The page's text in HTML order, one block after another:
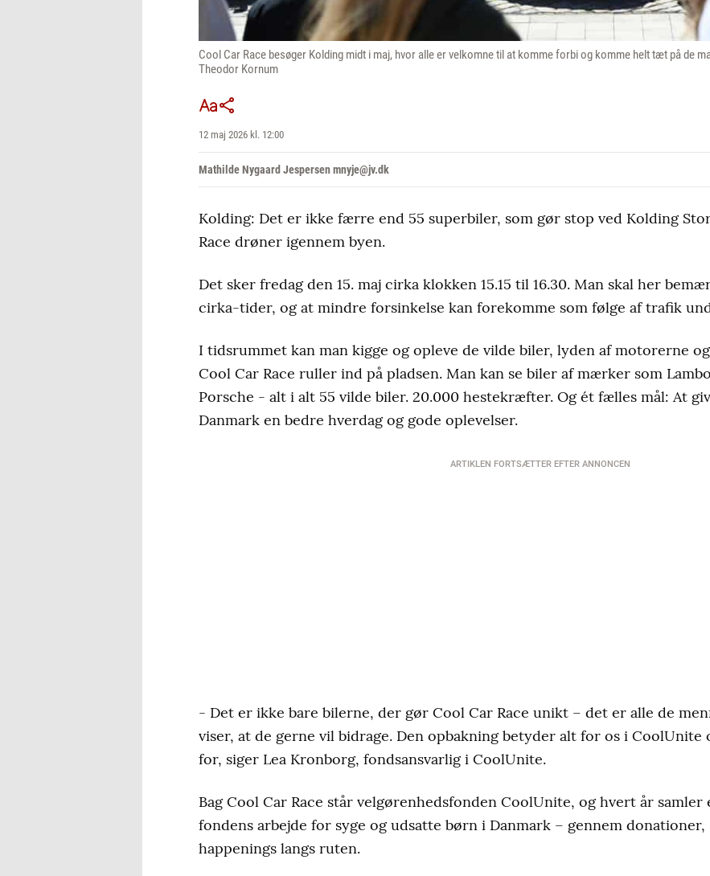
Cool Car Race besøger Kolding midt i maj, hvor alle er velkomne til at komme forbi og komme helt tæt på de
Theodor Kornum
12 maj 2026 kl. 12:00
Mathilde Nygaard Jespersen mnyje@jv.dk
Kolding: Det er ikke færre end 55 superbiler, som gør stop ved Kolding
Race drøner igennem byen.
Det sker fredag den 15. maj cirka klokken 15.15 til 16.30. Man skal her
cirka-tider, og at mindre forsinkelse kan forekomme som følge af trafik
I tidsrummet kan man kigge og opleve de vilde biler, lyden af motorerne
Cool Car Race ruller ind på pladsen. Man kan se biler af mærker som
Porsche - alt i alt 55 vilde biler. 20.000 hestekræfter. Og ét fælles mål: At
Danmark en bedre hverdag og gode oplevelser.
ARTIKLEN FORTSÆTTER EFTER ANNONCEN
- Det er ikke bare bilerne, der gør Cool Car Race unikt – det er alle de
viser, at de gerne vil bidrage. Den opbakning betyder alt for os i
for, siger Lea Kronborg, fondsansvarlig i CoolUnite.
Bag Cool Car Race står velgørenhedsfonden CoolUnite, og hvert år
fondens arbejde for syge og udsatte børn i Danmark – gennem
happenings langs ruten.